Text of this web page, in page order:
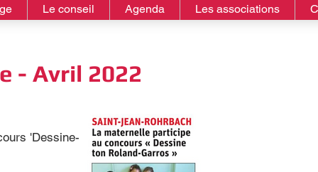
Le conseil Agenda Les associations
- Avril 2022
'Dessine-